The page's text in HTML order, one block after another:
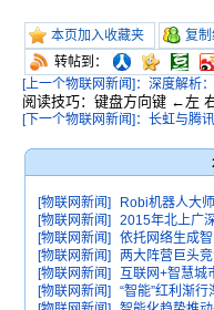
本页加入收藏夹
复
转帖到：
[上一个物联网新闻]：深度解析
阅读技巧：键盘方向键 ←左
[下一个物联网新闻]：长虹与腾
[物联网新闻]
Robi机器人大
[物联网新闻]
2015年北上广
[物联网新闻]
依托网络生成
[物联网新闻]
两大阵营巨头
[物联网新闻]
互联网+智慧城
[物联网新闻]
“智能”红利渐